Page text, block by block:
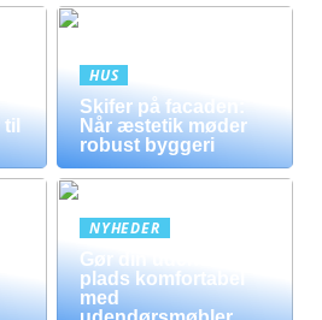
HUS
Skifer på facaden:
Når æstetik møder
robust byggeri
NYHEDER
Gør din udendørs
plads komfortabel
med